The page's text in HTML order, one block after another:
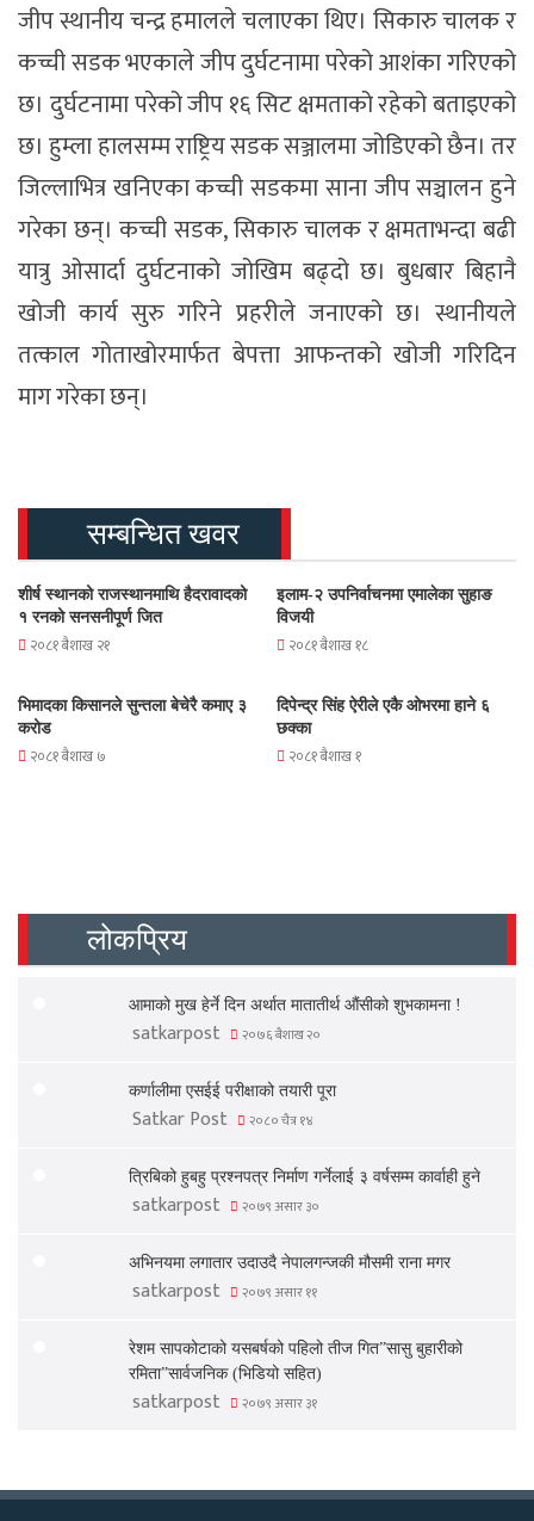
जीप स्थानीय चन्द्र हमालले चलाएका थिए। सिकारु चालक र
कच्ची सडक भएकाले जीप दुर्घटनामा परेको आशंका गरिएको
छ। दुर्घटनामा परेको जीप १६ सिट क्षमताको रहेको बताइएको
छ। हुम्ला हालसम्म राष्ट्रिय सडक सञ्जालमा जोडिएको छैन। तर
जिल्लाभित्र खनिएका कच्ची सडकमा साना जीप सञ्चालन हुने
गरेका छन्। कच्ची सडक, सिकारु चालक र क्षमताभन्दा बढी
यात्रु ओसार्दा दुर्घटनाको जोखिम बढ्दो छ। बुधबार बिहानै
खोजी कार्य सुरु गरिने प्रहरीले जनाएको छ। स्थानीयले
तत्काल गोताखोरमार्फत बेपत्ता आफन्तको खोजी गरिदिन
माग गरेका छन्।
सम्बन्धित खवर
शीर्ष स्थानको राजस्थानमाथि हैदरावादको
१ रनको सनसनीपूर्ण जित
२०८१ बैशाख २१
इलाम-२ उपनिर्वाचनमा एमालेका सुहाङ
विजयी
२०८१ बैशाख १८
भिमादका किसानले सुन्तला बेचेरै कमाए ३
करोड
२०८१ बैशाख ७
दिपेन्द्र सिंह ऐरीले एकै ओभरमा हाने ६
छक्का
२०८१ बैशाख १
लोकप्रिय
आमाको मुख हेर्ने दिन अर्थात मातातीर्थ औंसीको शुभकामना !
satkarpost २०७६ बैशाख २०
कर्णालीमा एसईई परीक्षाको तयारी पूरा
Satkar Post २०८० चैत्र १४
त्रिबिको हुबहु प्रश्नपत्र निर्माण गर्नेलाई ३ वर्षसम्म कार्वाही हुने
satkarpost २०७९ असार ३०
अभिनयमा लगातार उदाउदै नेपालगन्जकी मौसमी राना मगर
satkarpost २०७९ असार ११
रेशम सापकोटाको यसबर्षको पहिलो तीज गित”सासु बुहारीको
रमिता”सार्वजनिक (भिडियो सहित)
satkarpost २०७९ असार ३१